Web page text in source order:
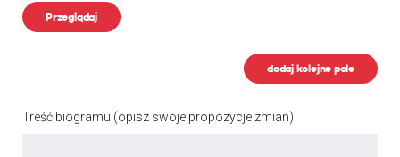
Przeglądaj
dodaj kolejne pole
Treść biogramu (opisz swoje propozycje zmian)